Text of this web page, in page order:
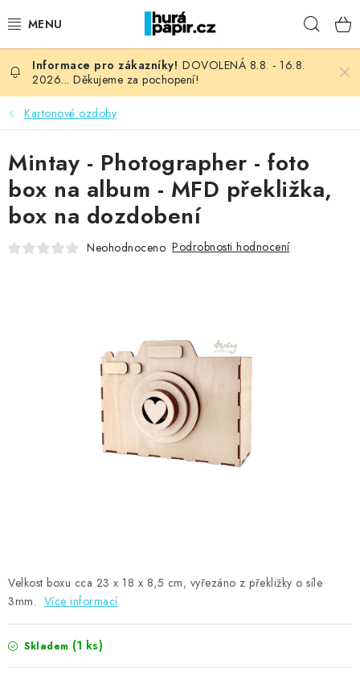
na
NOVINKY
HURÁ DÍLNA
VŠECHNO ZBOŽÍ
KNIHAŘSKÝ MATERIÁL
MOJE OBJEDNÁVKA
Kontakty Moje objednávka
Oblíbené ♥️
DOVOLENÁ 8.8. - 16.8.
2026... Děkujeme za pochopení!
Kartonové ozdoby
Velkost boxu cca 23 x 18 x 8,5 cm, vyřezáno z překližky o síle
3mm. Více informací
Skladem (1 ks)
Mintay - Photographer - foto
box na album - MFD překližka,
box na dozdobení
Neohodnoceno Podrobnosti hodnocení